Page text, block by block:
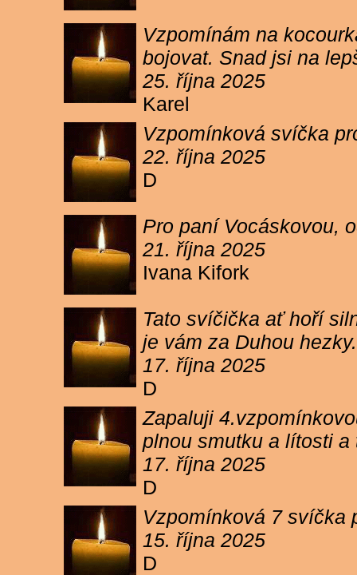
Vzpomínám na
bojovat. Snad jsi na
25. října 2025
Karel
Vzpomínková svíčka
22. října 2025
D
Pro paní Vocáskovou,
21. října 2025
Ivana Kifork
Tato svíčička ať hoří
je vám za Duhou
17. října 2025
D
Zapaluji
plnou smutku a lítosti
17. října 2025
D
Vzpomínková 7 svíčka
15. října 2025
D